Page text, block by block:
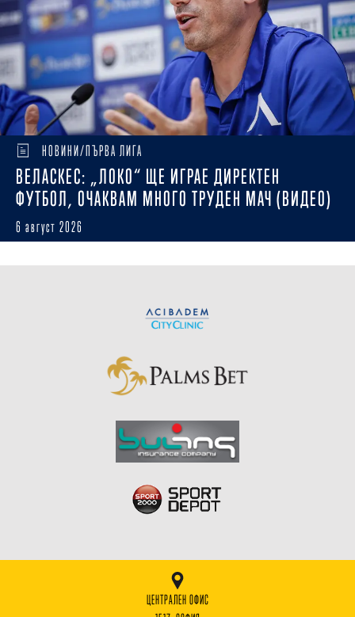
НОВИНИ/ПЪРВА ЛИГА
ВЕЛАСКЕС: „ЛОКО“ ЩЕ ИГРАЕ ДИРЕКТЕН
ФУТБОЛ, ОЧАКВАМ МНОГО ТРУДЕН МАЧ (ВИДЕО)
6 август 2026
ЦЕНТРАЛЕН ОФИС